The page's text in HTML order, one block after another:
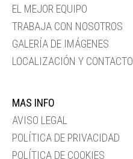
EL MEJOR EQUIPO
TRABAJA CON NOSOTROS
GALERÍA DE IMÁGENES
LOCALIZACIÓN Y CONTACTO
MAS INFO
AVISO LEGAL
POLÍTICA DE PRIVACIDAD
POLÍTICA DE COOKIES